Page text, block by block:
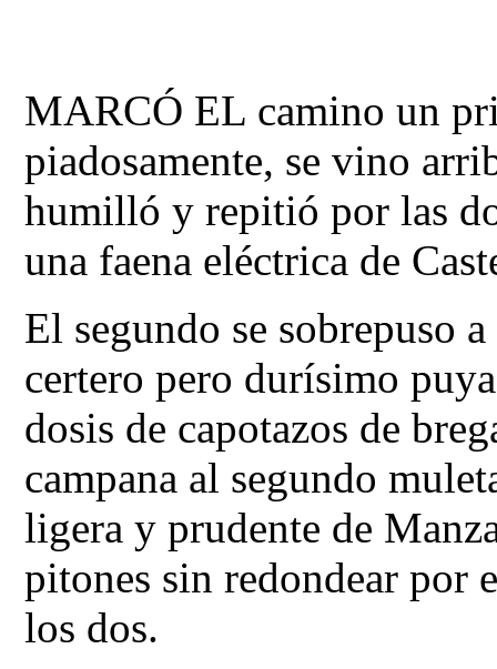
MARCÓ EL camino un
piadosamente, se vino
humilló y repitió por las
una faena eléctrica de
El segundo se sobrepuso
certero pero durísimo
dosis de capotazos de
campana al segundo
ligera y prudente de
pitones sin redondear por
los dos.